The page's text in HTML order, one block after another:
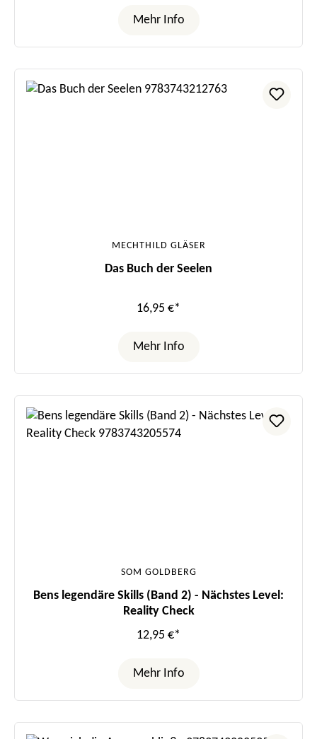
Mehr Info
MECHTHILD GLÄSER
Das Buch der Seelen
16,95 €*
Mehr Info
SOM GOLDBERG
Bens legendäre Skills (Band 2) - Nächstes Level:
Reality Check
12,95 €*
Mehr Info